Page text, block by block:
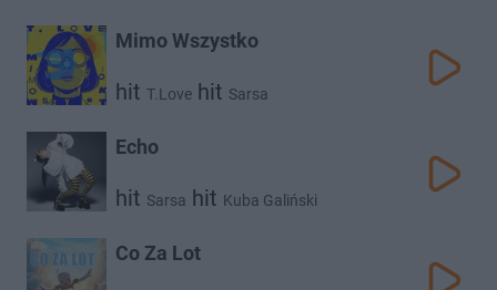
Mimo Wszystko
hit T.Love hit Sarsa
Echo
hit Sarsa hit Kuba Galiński
Co Za Lot